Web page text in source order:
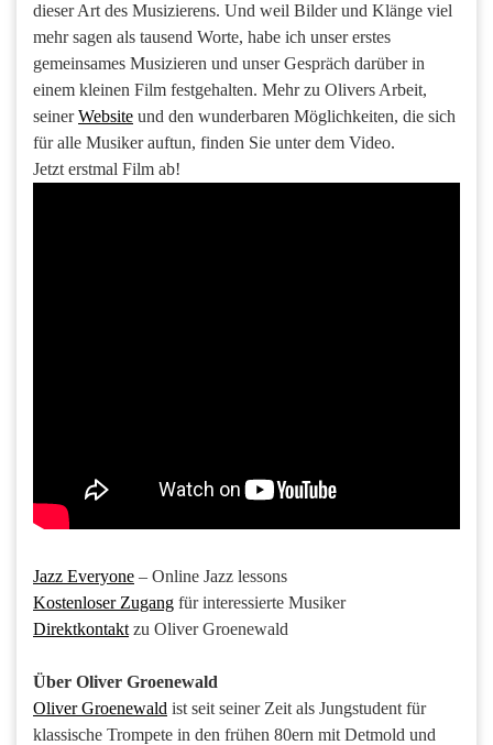
dieser Art des Musizierens. Und weil Bilder und Klänge viel
mehr sagen als tausend Worte, habe ich unser erstes
gemeinsames Musizieren und unser Gespräch darüber in
einem kleinen Film festgehalten. Mehr zu Olivers Arbeit,
seinerWebsite und den wunderbaren Möglichkeiten, die sich
für alle Musiker auftun, finden Sie unter dem Video.
Jetzt erstmal Film ab!
Jazz Everyone – Online Jazz lessons
Kostenloser Zugang für interessierte Musiker
Direktkontakt zu Oliver Groenewald
Über Oliver Groenewald
Oliver Groenewald ist seit seiner Zeit als Jungstudent für
klassische Trompete in den frühen 80ern mit Detmold und